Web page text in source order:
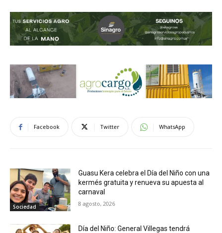
Facebook Twitter WhatsApp
Sociedad
Guasu Kera celebra el Día del Niño con una
kermés gratuita y renueva su apuesta al
carnaval
8 agosto, 2026
Día del Niño: General Villegas tendrá